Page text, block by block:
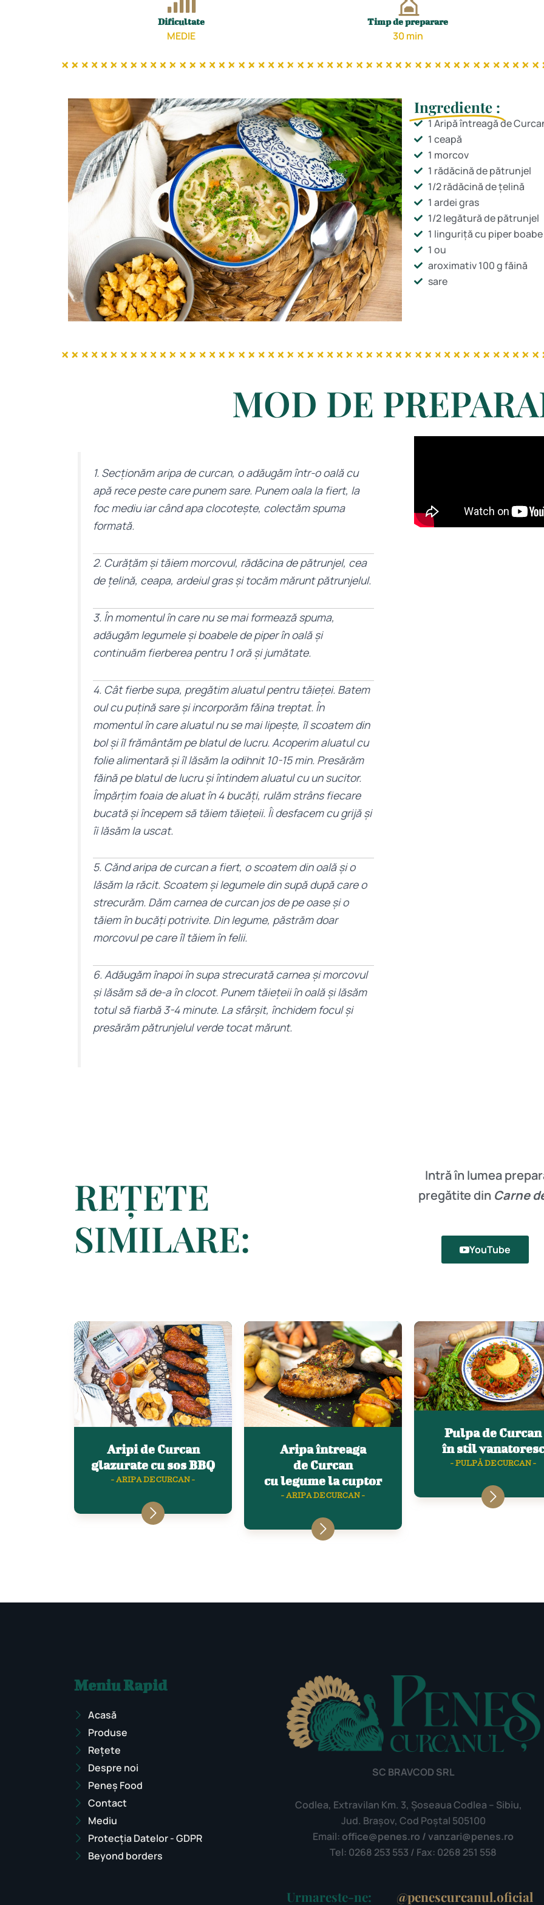
Dificultate
MEDIE
Timp de preparare
30 min
Ingrediente :
1 Aripă întreagă de
1 ceapă
1 morcov
1 rădăcină de pătrunjel
1/2 rădăcină de țelină
1 ardei gras
1/2 legătură de pătrunjel
1 linguriță cu piper boabe
1 ou
aroximativ 100 g făină
sare
MOD DE
1. Secționăm aripa de curcan, o adăugăm într-o oală cu
apă rece peste care punem sare. Punem oala la fiert, la
foc mediu iar când apa clocotește, colectăm spuma
formată.
2. Curățăm și tăiem morcovul, rădăcina de pătrunjel, cea
de țelină, ceapa, ardeiul gras și tocăm mărunt pătrunjelul.
3. În momentul în care nu se mai formează spuma,
adăugăm legumele și boabele de piper în oală și
continuăm fierberea pentru 1 oră și jumătate.
4. Cât fierbe supa, pregătim aluatul pentru tăieței. Batem
oul cu puțină sare și incorporăm făina treptat. În
momentul în care aluatul nu se mai lipește, îl scoatem din
bol și îl frământăm pe blatul de lucru. Acoperim aluatul cu
folie alimentară și îl lăsăm la odihnit 10-15 min. Presărăm
făină pe blatul de lucru și întindem aluatul cu un sucitor.
Împărțim foaia de aluat în 4 bucăți, rulăm strâns fiecare
bucată și începem să tăiem tăiețeii. Îi desfacem cu grijă și
îi lăsăm la uscat.
5. Cănd aripa de curcan a fiert, o scoatem din oală și o
lăsăm la răcit. Scoatem și legumele din supă după care o
strecurăm. Dăm carnea de curcan jos de pe oase și o
tăiem în bucăți potrivite. Din legume, păstrăm doar
morcovul pe care îl tăiem în felii.
6. Adăugăm înapoi în supa strecurată carnea și morcovul
și lăsăm să de-a în clocot. Punem tăiețeii în oală și lăsăm
totul să fiarbă 3-4 minute. La sfârșit, închidem focul și
presărăm pătrunjelul verde tocat mărunt.
REȚETE
SIMILARE:
Intră în lumea
pregătite din Carne
YouTube
Aripi de Curcan
glazurate cu sos BBQ
- ARIPA DE CURCAN -
Aripa întreaga
de Curcan
cu legume la cuptor
- ARIPA DE CURCAN -
Pulpa de Curcan
în stil vanatoresc
- PULPĂ DE CURCAN -
Meniu Rapid
Acasă
Produse
Rețete
Despre noi
Peneș Food
Contact
Mediu
Protecția Datelor - GDPR
Beyond borders
SC BRAVCOD SRL
Codlea, Extravilan Km. 3, Șoseaua Codlea – Sibiu,
Jud. Brașov, Cod Poștal 505100
Email: office@penes.ro / vanzari@penes.ro
Tel: 0268 253 553 / Fax: 0268 251 558
Urmareste-ne: @penescurcanul.oficial